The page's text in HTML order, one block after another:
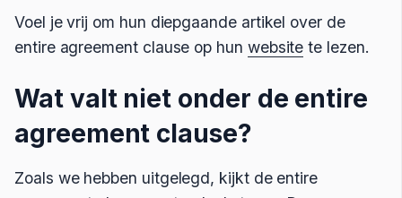
Voel je vrij om hun diepgaande artikel over de
entire agreement clause op hun website te lezen.
Wat valt niet onder de entire
agreement clause?
Zoals we hebben uitgelegd, kijkt de entire